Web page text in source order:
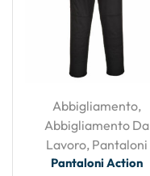
Abbigliamento,
Abbigliamento Da
Lavoro, Pantaloni
Pantaloni Action